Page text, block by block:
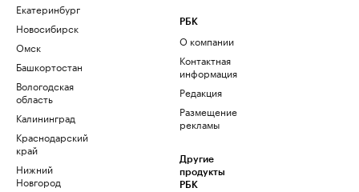
Екатеринбург
Новосибирск
Омск
Башкортостан
Вологодская
область
Калининград
Краснодарский
край
Нижний
Новгород
РБК
О компании
Контактная
информация
Редакция
Размещение
рекламы
Другие
продукты
РБК